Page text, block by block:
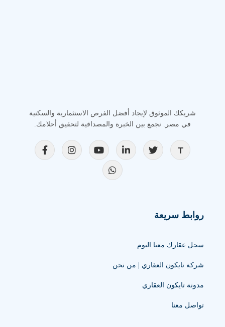
شريكك الموثوق لإيجاد أفضل الفرص الاستثمارية والسكنية
في مصر. نجمع بين الخبرة والمصداقية لتحقيق أحلامك.
روابط سريعة
سجل عقارك معنا اليوم
شركة تايكون العقاري | من نحن
مدونة تايكون العقاري
تواصل معنا